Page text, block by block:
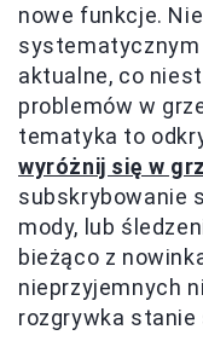
nowe funkcje.
systematycznym
aktualne, co
problemów w
tematyka to
wyróżnij się w
subskrybowanie
mody, lub
bieżąco z
nieprzyjemnych
rozgrywka stanie